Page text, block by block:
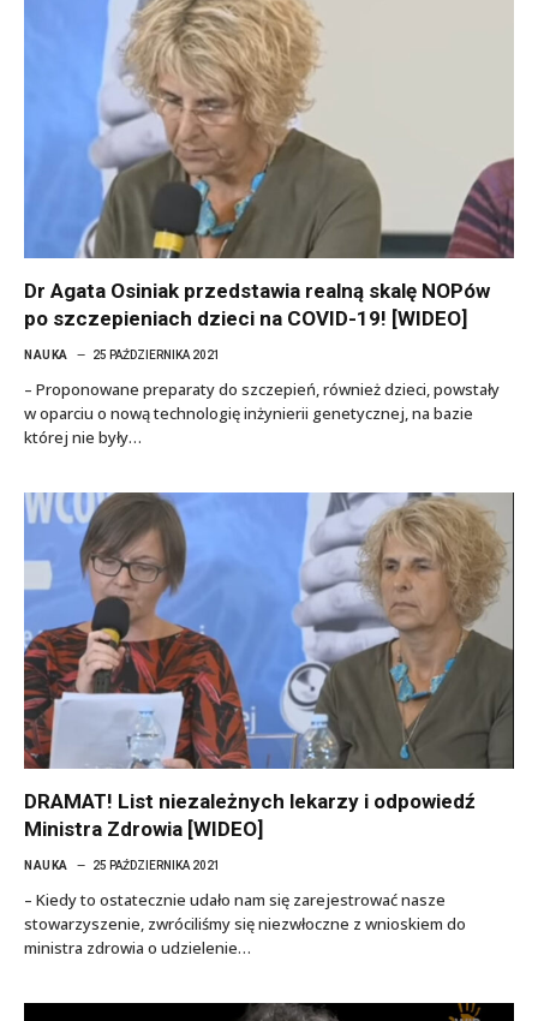
Dr Agata Osiniak przedstawia realną skalę NOPów
po szczepieniach dzieci na COVID-19! [WIDEO]
NAUKA 25 PAŹDZIERNIKA 2021
– Proponowane preparaty do szczepień, również dzieci, powstały
w oparciu o nową technologię inżynierii genetycznej, na bazie
której nie były…
DRAMAT! List niezależnych lekarzy i odpowiedź
Ministra Zdrowia [WIDEO]
NAUKA 25 PAŹDZIERNIKA 2021
– Kiedy to ostatecznie udało nam się zarejestrować nasze
stowarzyszenie, zwróciliśmy się niezwłoczne z wnioskiem do
ministra zdrowia o udzielenie…